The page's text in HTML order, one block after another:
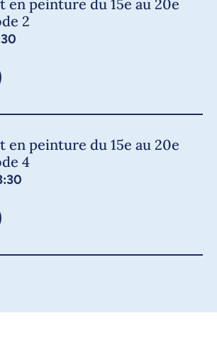
en peinture du 15e au 20e
2
en peinture du 15e au 20e
4